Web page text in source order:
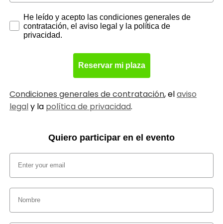
Consent form
He leído y acepto las condiciones generales de
contratación, el aviso legal y la política de
privacidad.
Reservar mi plaza
Condiciones generales de contratación, elaviso
legaly la política de privacidad.
Quiero participar en el evento
Email
Nombre